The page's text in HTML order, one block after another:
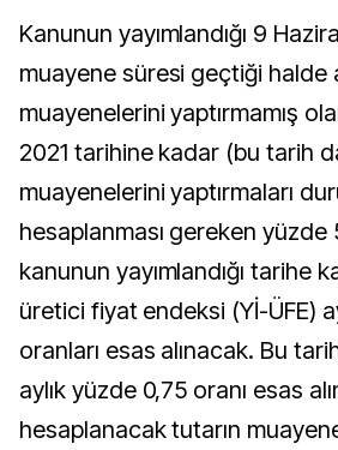
Kanunun yayımlandığı 9
muayene süresi geçtiği halde
muayenelerini yaptırmamış
2021 tarihine kadar (bu tarih
muayenelerini yaptırmaları
hesaplanması gereken yüzde
kanunun yayımlandığı tarihe
üretici fiyat endeksi (Yİ-ÜFE)
oranları esas alınacak. Bu
aylık yüzde 0,75 oranı esas
hesaplanacak tutarın